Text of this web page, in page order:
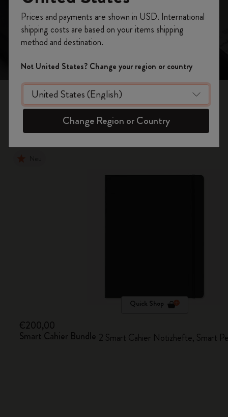
zusammenbringt
Smart Notebooks
Handschriftliche Notizen direkt auf den Bildschirm
Quick Shop
€200,00
Smart Cahier Bundle 2 Smart Cahier Notizhefte, Smart
10% Rabatt sowie kostenlosen Versand auf
Ihre erste Bestellungmit dem Code
WELCOME10.
Erstellen Sie ein Moleskine Konto, um Zugang zu
exklusiven Angeboten, Mitgliedervorteilen und
noch mehr Inspiration zu erhalten.
Jetzt registrieren!
Prices and payments are shown in USD. International
shipping costs are based on your items shipping
method and destination.
Not United States? Change your region or country
Change Region or Country